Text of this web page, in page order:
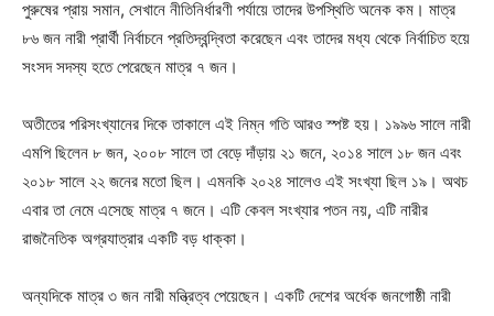
পুরুষের প্রায় সমান, সেখানে নীতিনির্ধারণী পর্যায়ে তাদের উপস্থিতি অনেক কম। মাত্র
৮৬ জন নারী প্রার্থী নির্বাচনে প্রতিদ্বন্দ্বিতা করেছেন এবং তাদের মধ্য থেকে নির্বাচিত হয়ে
সংসদ সদস্য হতে পেরেছেন মাত্র ৭ জন।
অতীতের পরিসংখ্যানের দিকে তাকালে এই নিম্ন গতি আরও স্পষ্ট হয়। ১৯৯৬ সালে নারী
এমপি ছিলেন ৮ জন, ২০০৮ সালে তা বেড়ে দাঁড়ায় ২১ জনে, ২০১৪ সালে ১৮ জন এবং
২০১৮ সালে ২২ জনের মতো ছিল। এমনকি ২০২৪ সালেও এই সংখ্যা ছিল ১৯। অথচ
এবার তা নেমে এসেছে মাত্র ৭ জনে। এটি কেবল সংখ্যার পতন নয়, এটি নারীর
রাজনৈতিক অগ্রযাত্রার একটি বড় ধাক্কা।
অন্যদিকে মাত্র ৩ জন নারী মন্ত্রিত্ব পেয়েছেন। একটি দেশের অর্ধেক জনগোষ্ঠী নারী